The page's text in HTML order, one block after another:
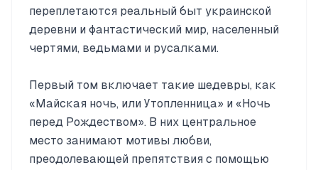
переплетаются реальный быт украинской
деревни и фантастический мир, населенный
чертями, ведьмами и русалками.
Первый том включает такие шедевры, как
«Майская ночь, или Утопленница» и «Ночь
перед Рождеством». В них центральное
место занимают мотивы любви,
преодолевающей препятствия с помощью